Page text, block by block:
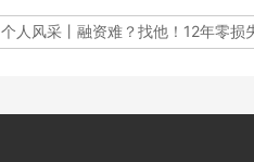
个人风采丨融资难？找他！12年零损